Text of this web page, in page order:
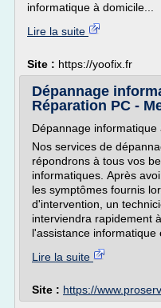
informatique à domicile...
Lire la suite
Site : https://yoofix.fr
Dépannage
Réparation PC -
Dépannage informatique
Nos services de
répondrons à tous vos
informatiques. Après
les symptômes fournis
d'intervention, un
interviendra rapidement
l'assistance informatique
Lire la suite
Site : https://